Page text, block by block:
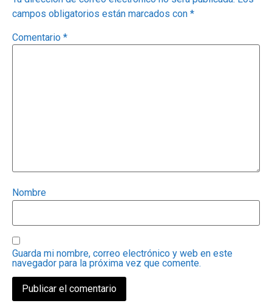
campos obligatorios están marcados con *
Comentario *
Nombre
Guarda mi nombre, correo electrónico y web en este
navegador para la próxima vez que comente.